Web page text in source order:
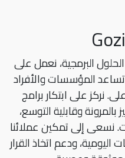
البرمجية، نعمل على
المؤسسات والأفراد
نركز على ابتكار برامج
وقابلية التوسع،
نسعى إلى تمكين عملائنا
ودعم اتخاذ القرار